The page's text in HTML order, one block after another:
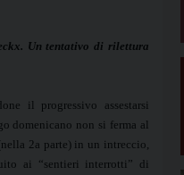
Un tentativo di rilettura
il progressivo assestarsi
domenicano non si ferma al
2a parte) in un intreccio,
ai “sentieri interrotti” di